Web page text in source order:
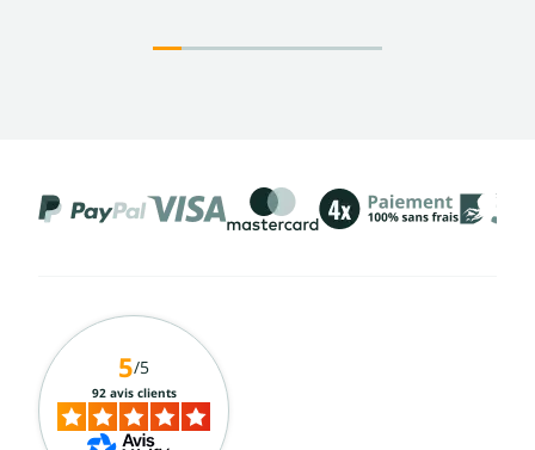
5/5
92 avis clients